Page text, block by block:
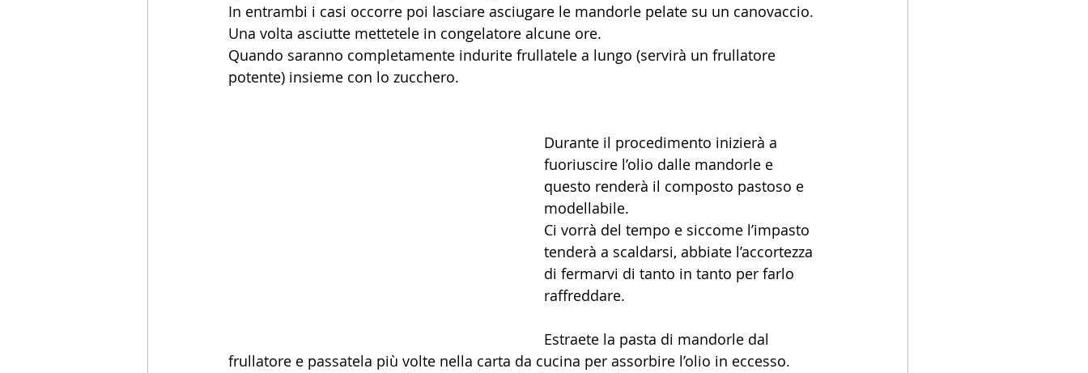
In entrambi i casi occorre poi lasciare asciugare le mandorle pelate su un canovaccio.
Una volta asciutte mettetele in congelatore alcune ore.
Quando saranno completamente indurite frullatele a lungo (servirà un frullatore
potente) insieme con lo zucchero.
Durante il procedimento inizierà a
fuoriuscire l’olio dalle mandorle e
questo renderà il composto pastoso e
modellabile.
Ci vorrà del tempo e siccome l’impasto
tenderà a scaldarsi, abbiate l’accortezza
di fermarvi di tanto in tanto per farlo
raffreddare.
Estraete la pasta di mandorle dal
frullatore e passatela più volte nella carta da cucina per assorbire l’olio in eccesso.